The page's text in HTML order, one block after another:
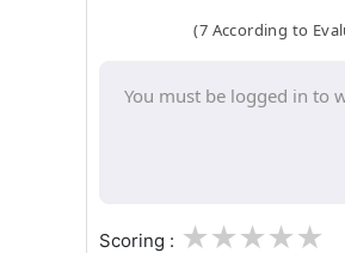
(7 According to
Scoring : 3
2
1